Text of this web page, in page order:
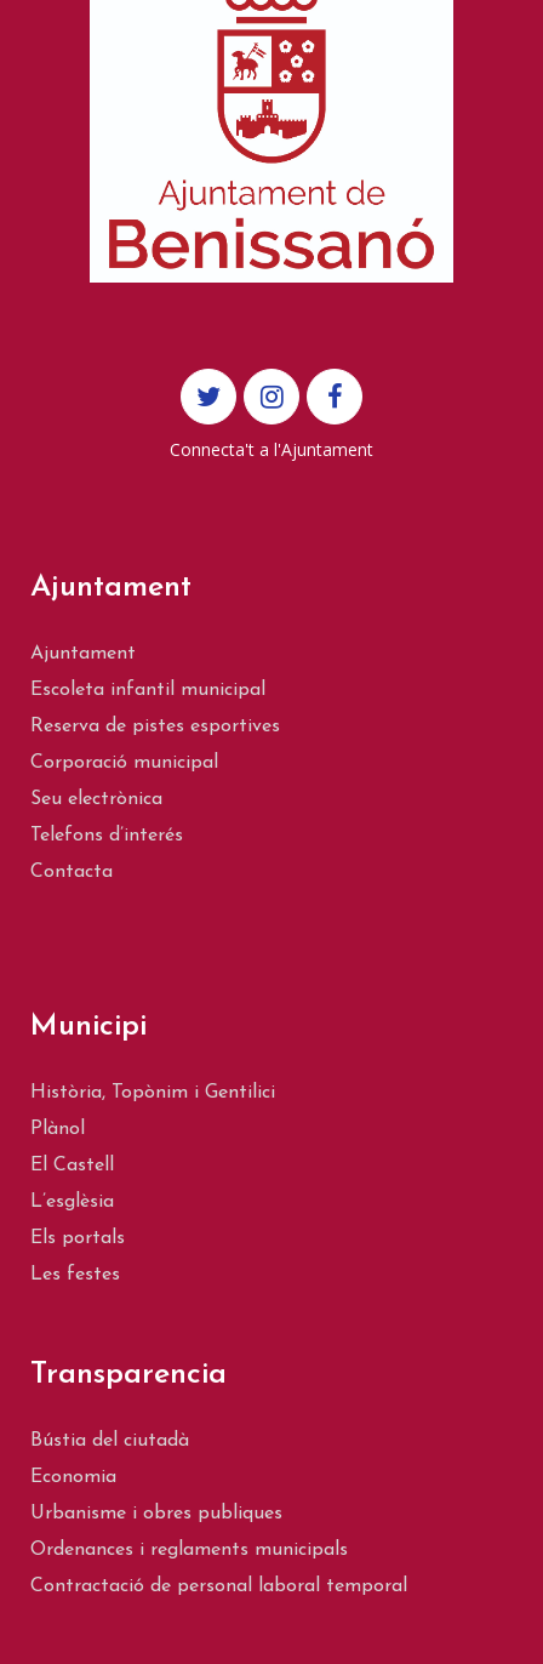
Connecta't a l'Ajuntament
Ajuntament
Ajuntament
Escoleta infantil municipal
Reserva de pistes esportives
Corporació municipal
Seu electrònica
Telefons d’interés
Contacta
Municipi
Història, Topònim i Gentilici
Plànol
El Castell
L’esglèsia
Els portals
Les festes
Transparencia
Bústia del ciutadà
Economia
Urbanisme i obres publiques
Ordenances i reglaments municipals
Contractació de personal laboral temporal